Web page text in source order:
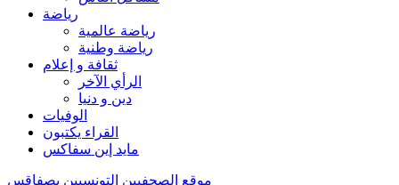
رياضة
رياضة عالمية
رياضة وطنية
ثقافة و إعلام
الرأي الآخر
دين و دنيا
الوفيات
القراء يكتبون
مايد إين سفاكس
موقع الصحفيين التونسيين بصفاقس